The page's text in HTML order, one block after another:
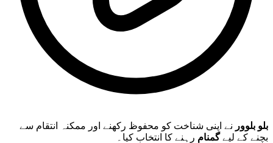
بلو بلوور نے اپنی شناخت کو محفوظ رکھنے اور ممکنہ انتقام سے
بچنے کے لیےگمنام رہنے کا انتخاب کیا۔